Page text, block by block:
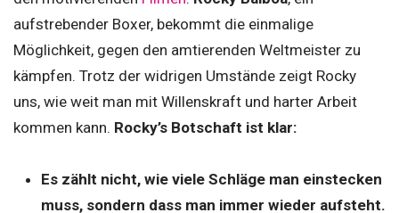
aufstrebender Boxer, bekommt die einmalige
Möglichkeit, gegen den amtierenden Weltmeister zu
kämpfen. Trotz der widrigen Umstände zeigt Rocky
uns, wie weit man mit Willenskraft und harter Arbeit
kommen kann. Rocky’s Botschaft ist klar:
Es zählt nicht, wie viele Schläge man einstecken
muss, sondern dass man immer wieder aufsteht.